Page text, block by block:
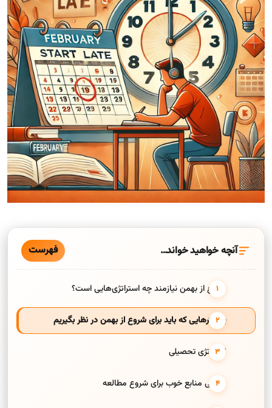
آنچه خواهید خواند… فهرست
شروع از بهمن نیازمند چه استراتژی‌هایی است؟
پارامترهایی که باید برای شروع از بهمن در نظر بگیریم
استراتژی تحصیلی
معرفی منابع خوب برای شروع مطالعه